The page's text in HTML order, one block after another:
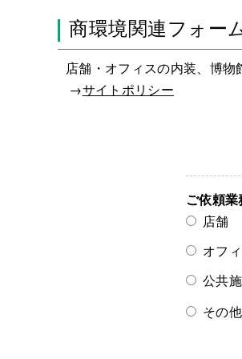
商環境関連フォー
店舗・オフィスの内装、博
→サイトポリシー
ご依頼
店舗
オフ
公共
その他